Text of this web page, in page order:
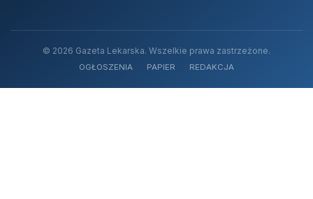
© 2026 Gazeta Lekarska. Wszelkie prawa zastrzeżone.
OGŁOSZENIA PAPIER REDAKCJA